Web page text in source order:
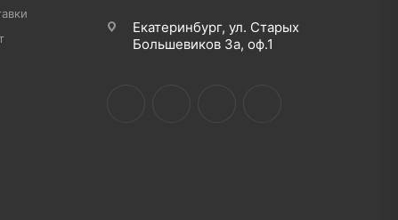
Екатеринбург, ул. Старых
Большевиков 3а, оф.1